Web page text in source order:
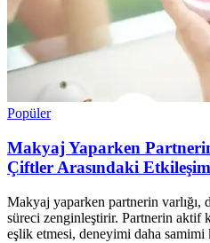
Popüler
Makyaj Yaparken
Çiftler Arasındaki
Makyaj yaparken partnerin varlığı,
süreci zenginleştirir. Partnerin aktif
eşlik etmesi, deneyimi daha samimi